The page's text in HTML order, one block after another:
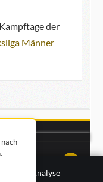
↑↑↑
Analyse
der
Männer